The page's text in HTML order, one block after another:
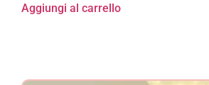
Aggiungi al carrello